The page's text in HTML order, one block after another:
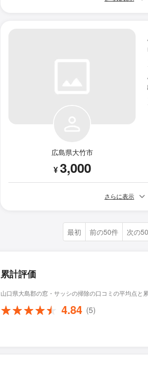
広島県大竹市
¥3,000
さらに表示
最初 前の50件 次の
累計評価
山口県大島郡の窓・サッシの掃除の口コミの平均点と
4.84 (5)